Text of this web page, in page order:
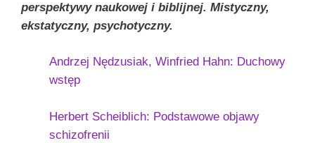
perspektywy naukowej i biblijnej. Mistyczny,
ekstatyczny, psychotyczny.
Andrzej Nędzusiak, Winfried Hahn: Duchowy
wstęp
Herbert Scheiblich: Podstawowe objawy
schizofrenii